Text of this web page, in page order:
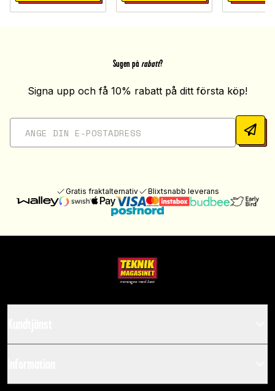
Sugen på rabatt?
Signa upp och få 10% rabatt på ditt första köp!
Gratis fraktalternativ Blixtsnabb leverans